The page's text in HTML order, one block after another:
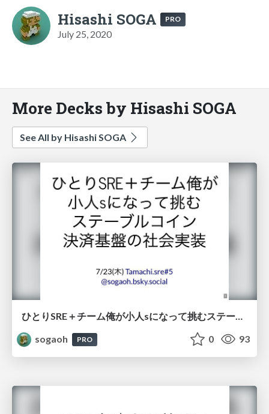
Hisashi SOGA PRO
July 25, 2020
More Decks by Hisashi SOGA
See All by Hisashi SOGA
ひとりSRE＋チーム俺が小人sになって挑むステーブルコイン決済基盤の社会実装 | sogaoh's LT @ Tamachi.sre #5
sogaoh
PRO 0 93